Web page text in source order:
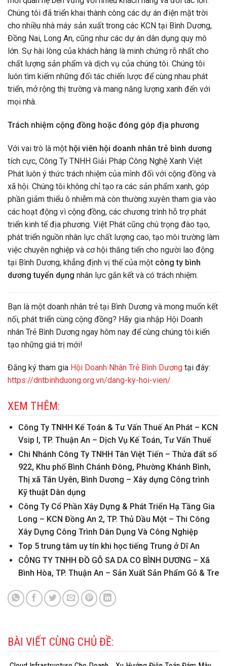
Chúng tôi đã triển khai thành công các dự án điện mặt trời
cho nhiều nhà máy sản xuất trong các KCN tại Bình Dương,
Đồng Nai, Long An, cũng như các dự án dân dụng quy mô
lớn. Sự hài lòng của khách hàng là minh chứng rõ nhất cho
chất lượng sản phẩm và dịch vụ của chúng tôi. Chúng tôi
luôn tìm kiếm những đối tác chiến lược để cùng nhau phát
triển, mở rộng thị trường và mang năng lượng xanh đến với
mọi nhà.
Trách nhiệm cộng đồng hoặc đóng góp địa phương
Với vai trò là một hội viên hội doanh nhân trẻ bình dương
tích cực, Công Ty TNHH Giải Pháp Công Nghệ Xanh Việt
Phát luôn ý thức trách nhiệm của mình đối với cộng đồng và
xã hội. Chúng tôi không chỉ tạo ra các sản phẩm xanh, góp
phần giảm thiểu ô nhiễm mà còn thường xuyên tham gia vào
các hoạt động vì cộng đồng, các chương trình hỗ trợ phát
triển kinh tế địa phương. Việt Phát cũng chú trọng đào tạo,
phát triển nguồn nhân lực chất lượng cao, tạo môi trường làm
việc chuyên nghiệp và cơ hội thăng tiến cho người lao động
tại Bình Dương, khẳng định vị thế của một công ty bình
dương tuyển dụng nhân lực gắn kết và có trách nhiệm.
Bạn là một doanh nhân trẻ tại Bình Dương và mong muốn kết
nối, phát triển cùng cộng đồng? Hãy gia nhập Hội Doanh
nhân Trẻ Bình Dương ngay hôm nay để cùng chúng tôi kiến
tạo những giá trị mới!
Đăng ký tham gia Hội Doanh Nhân Trẻ Bình Dương tại đây:
https://dntbinhduong.org.vn/dang-ky-hoi-vien/
XEM THÊM:
Công Ty TNHH Kế Toán & Tư Vấn Thuế An Phát – KCN
Vsip I, TP. Thuận An – Dịch Vụ Kế Toán, Tư Vấn Thuế
Chi Nhánh Công Ty TNHH Tân Việt Tiến – Thửa đất số
922, Khu phố Bình Chánh Đông, Phường Khánh Bình,
Thị xã Tân Uyên, Bình Dương – Xây dựng Công trình
Kỹ thuật Dân dụng
Công Ty Cổ Phần Xây Dựng & Phát Triển Hạ Tầng Gia
Long – KCN Đồng An 2, TP. Thủ Dầu Một – Thi Công
Xây Dựng Công Trình Dân Dụng Và Công Nghiệp
Top 5 trung tâm uy tín khi học tiếng Trung ở Dĩ An
CÔNG TY TNHH ĐỒ GỖ SA DA CO BÌNH DƯƠNG – Xã
Bình Hòa, TP. Thuận An – Sản Xuất Sản Phẩm Gỗ & Tre
BÀI VIẾT CÙNG CHỦ ĐỀ: